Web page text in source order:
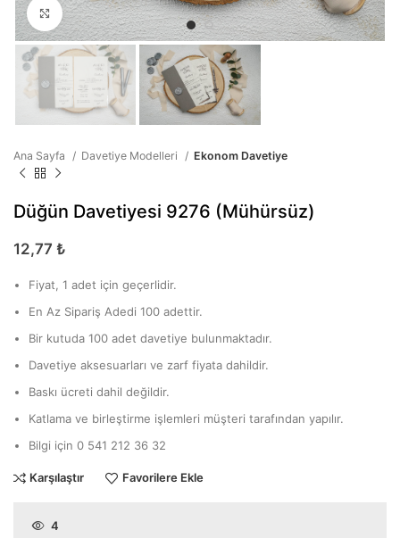
Büyütmek için tıklayın
Ana Sayfa Davetiye Modelleri Ekonom Davetiye
Düğün Davetiyesi 9276 (Mühürsüz)
12,77 ₺
Fiyat, 1 adet için geçerlidir.
En Az Sipariş Adedi 100 adettir.
Bir kutuda 100 adet davetiye bulunmaktadır.
Davetiye aksesuarları ve zarf fiyata dahildir.
Baskı ücreti dahil değildir.
Katlama ve birleştirme işlemleri müşteri tarafından yapılır.
Bilgi için 0 541 212 36 32
Karşılaştır Favorilere Ekle
4